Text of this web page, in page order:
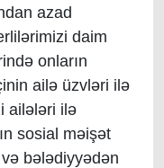
azad
daim
onların
ailə üzvləri ilə
ailələri ilə
sosial məişət
və bələdiyyədən